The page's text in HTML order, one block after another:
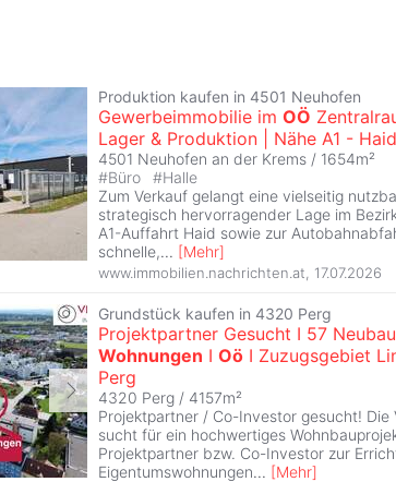
Produktion kaufen in 4501 Neuhofen
Gewerbeimmobilie im OÖ
Lager & Produktion | Nähe A1 -
4501 Neuhofen an der Krems / 1654m²
#Büro #Halle
Zum Verkauf gelangt eine vielseitig
strategisch hervorragender Lage im
A1-Auffahrt Haid sowie zur
schnelle,... [Mehr]
www.immobilien.nachrichten.at 17.07.2026
Grundstück kaufen in 4320 Perg
Projektpartner Gesucht I 57
Wohnungen I Oö I Zuzugsgebiet
Perg
4320 Perg / 4157m²
Projektpartner / Co-Investor gesucht! Die
sucht für ein hochwertiges
Projektpartner bzw. Co-Investor zur
Eigentumswohnungen... [Mehr]